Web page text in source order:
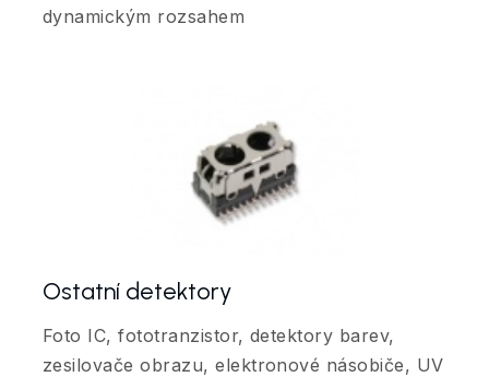
dynamickým rozsahem
Ostatní detektory
Foto IC, fototranzistor, detektory barev,
zesilovače obrazu, elektronové násobiče, UV